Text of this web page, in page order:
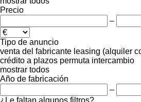
Precio
–
Tipo de anuncio
venta del fabricante leasing (alquiler
crédito a plazos permuta intercambio
mostrar todos
Año de fabricación
–
¿Le faltan algunos filtros?